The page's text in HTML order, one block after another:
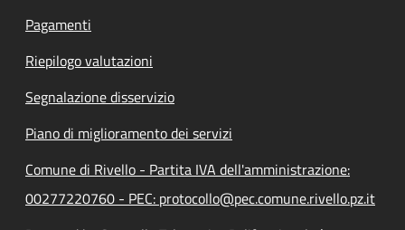
Pagamenti
Riepilogo valutazioni
Segnalazione disservizio
Piano di miglioramento dei servizi
Comune di Rivello - Partita IVA dell'amministrazione:
00277220760 - PEC: protocollo@pec.comune.rivello.pz.it